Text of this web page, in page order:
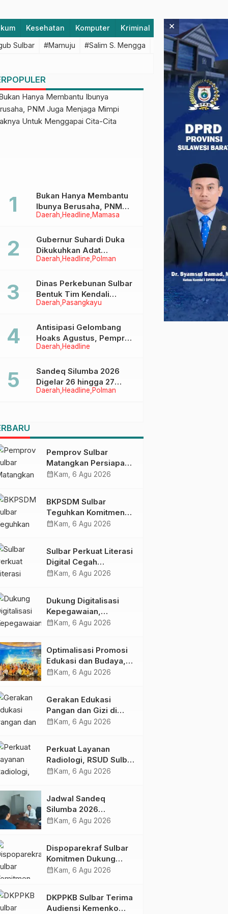
Kesehatan Komputer Kriminal Lifestyle
Sulbar #Mamuju #Salim S. Mengga #featured #Polda
Daerah Headline Mamasa
Bukan Hanya Membantu
Ibunya Berusaha, PNM
Juga Menjaga Mimpi
Menggapai Cita-Cita
Daerah Headline Polman
Gubernur Suhardi Duka
Dikukuhkan Adat
Balanipa, Raih Gelar Sulo
Daerah Pasangkayu
Dinas Perkebunan Sulbar
Bentuk Tim Kendali
Internal ICS untuk Dukung
di Pasangkayu
Daerah Headline
Antisipasi Gelombang
Hoaks Agustus, Pemprov
Sulbar Ajak Warga Jaga
Daerah Headline Polman
Sandeq Silumba 2026
Digelar 26 hingga 27
September, Rangkaian
Pemprov Sulbar
Matangkan Persiapan
HUT Ke-81 RI, Puncak
calendar_month Kam, 6 Agu 2026
BKPSDM Sulbar
Teguhkan Komitmen
Pengembangan
Penandatanganan
Perjanjian Tugas
Belajar 2026
calendar_month Kam, 6 Agu 2026
Sulbar Perkuat Literasi
Digital Cegah
Kejahatan Love
calendar_month Kam, 6 Agu 2026
Dukung Digitalisasi
Kepegawaian,
DPMPTSP Sulbar Siap
calendar_month Kam, 6 Agu 2026
Optimalisasi Promosi
Edukasi dan Budaya,
Anjungan Provinsi
Bersama Sky World
TMII
calendar_month Kam, 6 Agu 2026
Gerakan Edukasi
Pangan dan Gizi di
Mamasa: Tingkatkan
dalam Pemenuhan Gizi
calendar_month Kam, 6 Agu 2026
Perkuat Layanan
Radiologi, RSUD Sulbar
Sambut Kembali dr. Iis
calendar_month Kam, 6 Agu 2026
Jadwal Sandeq
Silumba 2026
Disesuaikan,
Tetap Dimatangkan
calendar_month Kam, 6 Agu 2026
Dispoparekraf Sulbar
Komitmen Dukung
Penyusunan RAD
calendar_month Kam, 6 Agu 2026
DKPPKB Sulbar Terima
Audiensi Kemenko
×